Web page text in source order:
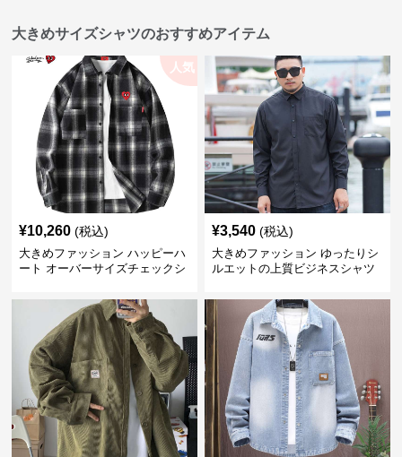
大きめサイズシャツのおすすめアイテム
人気
¥10,260 (税込)
大きめファッション ハッピーハ
ート オーバーサイズチェックシ
¥3,540 (税込)
大きめファッション ゆったりシ
ルエットの上質ビジネスシャツ